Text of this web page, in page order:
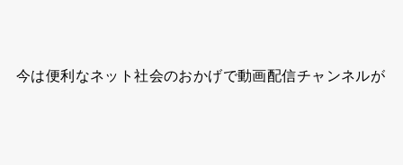
今は便利なネット社会のおかげで動画配信チャンネルが